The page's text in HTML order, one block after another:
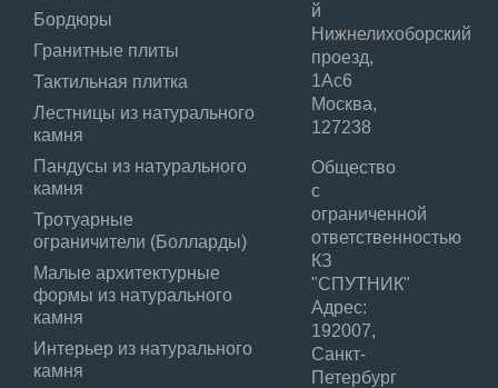
Бордюры
Гранитные плиты
Тактильная плитка
Лестницы из натурального
камня
Пандусы из натурального
камня
Тротуарные
ограничители (Болларды)
Малые архитектурные
формы из натурального
камня
Интерьер из натурального
камня
й
Нижнелихоборский
проезд,
1Ас6
Москва,
127238
Общество
с
ограниченной
ответственностью
КЗ
"СПУТНИК"
Адрес:
192007,
Санкт-
Петербург